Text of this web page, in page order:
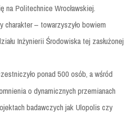
na Politechnice Wrocławskiej.
charakter – towarzyszyło bowiem
Inżynierii Środowiska tej zasłużonej
ponad 500 osób, a wśród
o dynamicznych przemianach
badawczych jak Ulopolis czy